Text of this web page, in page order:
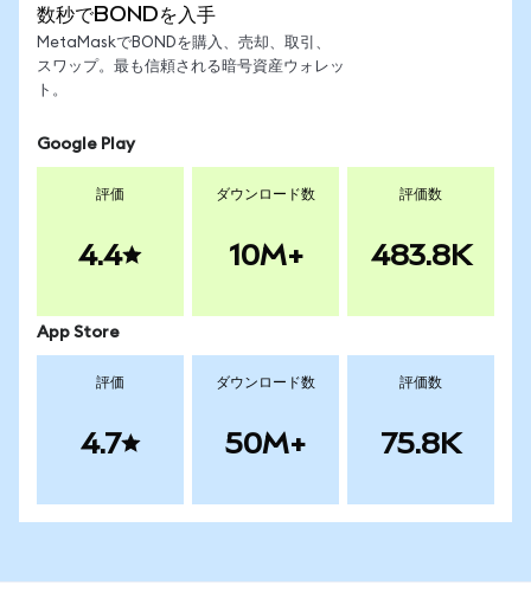
数秒でBONDを入手
MetaMaskでBONDを購入、売却、取引、
スワップ。最も信頼される暗号資産ウォレッ
ト。
Google Play
評価
4.4
ダウンロード数
10M+
評価数
483.8K
App Store
評価
4.7
ダウンロード数
50M+
評価数
75.8K